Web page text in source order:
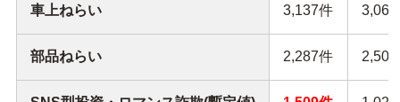
車上ねらい 3,137件
部品ねらい 2,287件